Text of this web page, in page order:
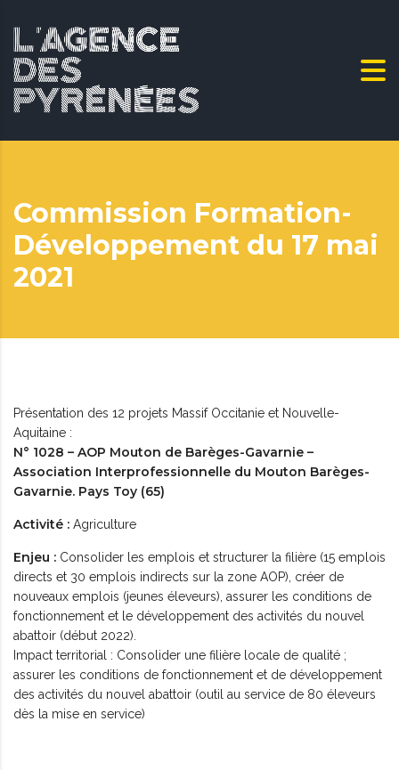
Commission Formation-
Développement du 17 mai
2021
Présentation des 12 projets Massif Occitanie et Nouvelle-
Aquitaine :
N° 1028 – AOP Mouton de Barèges-Gavarnie –
Association Interprofessionnelle du Mouton Barèges-
Gavarnie. Pays Toy (65)
Activité : Agriculture
Enjeu : Consolider les emplois et structurer la filière (15 emplois
directs et 30 emplois indirects sur la zone AOP), créer de
nouveaux emplois (jeunes éleveurs), assurer les conditions de
fonctionnement et le développement des activités du nouvel
abattoir (début 2022).
Impact territorial : Consolider une filière locale de qualité ;
assurer les conditions de fonctionnement et de développement
des activités du nouvel abattoir (outil au service de 80 éleveurs
dès la mise en service)